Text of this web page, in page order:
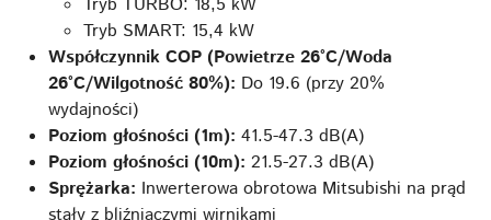
Tryb SMART: 15,4 kW
Współczynnik COP (Powietrze 26°C/Woda
26°C/Wilgotność 80%): Do 19.6 (przy 20%
wydajności)
Poziom głośności (1m): 41.5-47.3 dB(A)
Poziom głośności (10m): 21.5-27.3 dB(A)
Sprężarka: Inwerterowa obrotowa Mitsubishi na prąd